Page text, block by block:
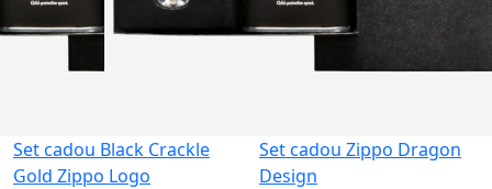
Set cadou Black Crackle
Gold Zippo Logo
Set cadou Zippo Dragon
Design